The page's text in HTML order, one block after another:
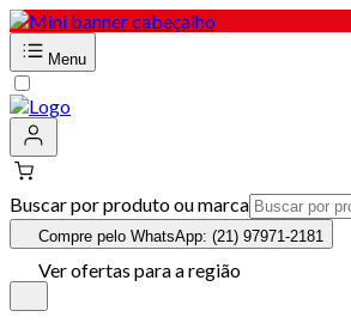
Menu
Buscar por produto ou marca
Compre pelo WhatsApp: (21) 97971-2181
Ver ofertas para a região